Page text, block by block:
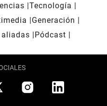
Tecnología
Generación
aliadas
Pódcast